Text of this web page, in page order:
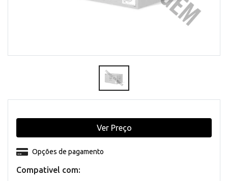
Compativel com:
Opções de pagamento
Ver Preço